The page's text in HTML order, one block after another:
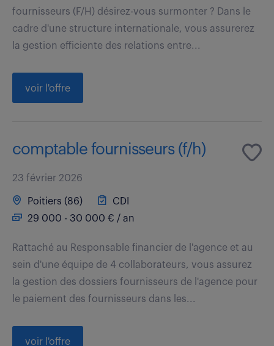
fournisseurs (F/H) désirez-vous surmonter ? Dans le
cadre d'une structure internationale, vous assurerez
la gestion efficiente des relations entre...
voir l'offre
comptable fournisseurs (f/h)
23 février 2026
Poitiers (86)
CDI
29 000 - 30 000 € / an
Rattaché au Responsable financier de l'agence et au
sein d'une équipe de 4 collaborateurs, vous assurez
la gestion des dossiers fournisseurs de l'agence pour
le paiement des fournisseurs dans les...
voir l'offre